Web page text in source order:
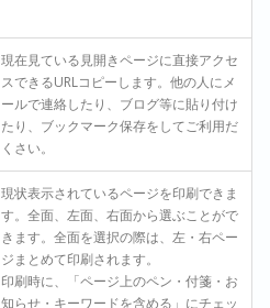
現在見ている見開きページに直接アクセ
スできるURLコピーします。他の人にメ
ールで連絡したり、ブログ等に貼り付け
たり、ブックマーク保存をしてご利用だ
くさい。
現状表示されているページを印刷できま
す。全面、左面、右面から選ぶことがで
きます。全面を選択の際は、左・右ペー
ジまとめて印刷されます。
印刷時に、「ページ上のペン・付箋・お
知らせ・キーワードを含める」にチェッ